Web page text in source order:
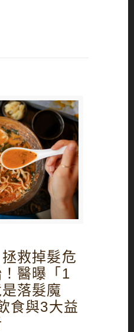
拯救掉髮危
醫曝「1
落髮魔
食與3大益